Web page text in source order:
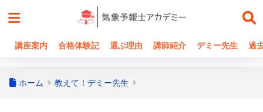
講座案内 合格体験記 選ぶ理由 講師紹介 デミー先生 過
ホーム 教えて！デミー先生